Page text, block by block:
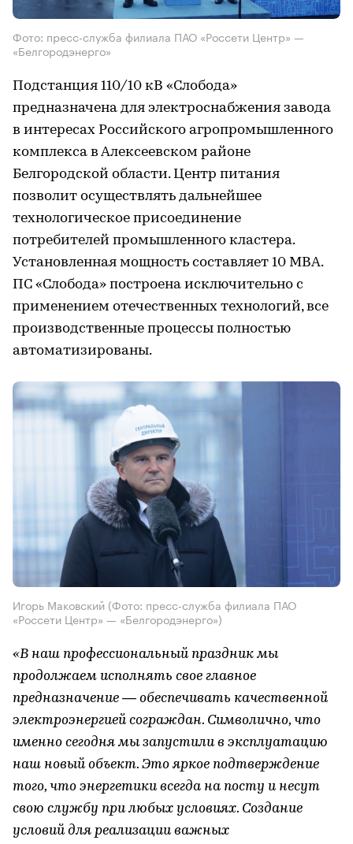
Фото: пресс-служба филиала ПАО «Россети Центр» —
«Белгородэнерго»
Подстанция 110/10 кВ «Слобода»
предназначена для электроснабжения завода
в интересах Российского агропромышленного
комплекса в Алексеевском районе
Белгородской области. Центр питания
позволит осуществлять дальнейшее
технологическое присоединение
потребителей промышленного кластера.
Установленная мощность составляет 10 МВА.
ПС «Слобода» построена исключительно с
применением отечественных технологий, все
производственные процессы полностью
автоматизированы.
Игорь Маковский (Фото: пресс-служба филиала ПАО
«Россети Центр» — «Белгородэнерго»)
«В наш профессиональный праздник мы
продолжаем исполнять свое главное
предназначение — обеспечивать качественной
электроэнергией сограждан. Символично, что
именно сегодня мы запустили в эксплуатацию
наш новый объект. Это яркое подтверждение
того, что энергетики всегда на посту и несут
свою службу при любых условиях. Создание
условий для реализации важных